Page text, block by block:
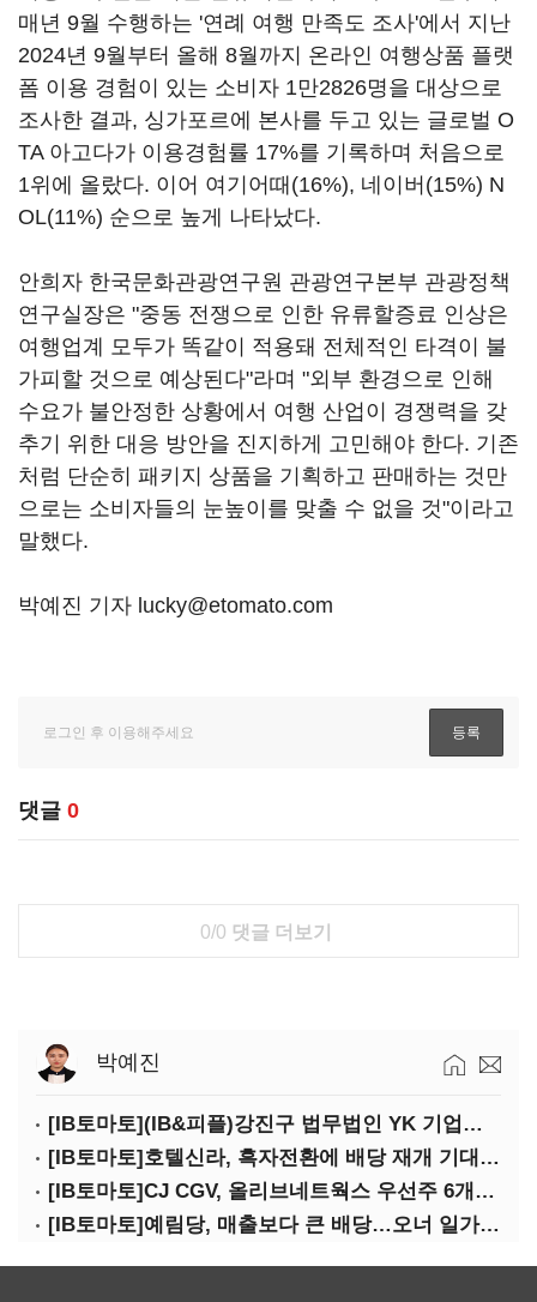
매년 9월 수행하는 '연례 여행 만족도 조사'에서 지난
2024년 9월부터 올해 8월까지 온라인 여행상품 플랫
폼 이용 경험이 있는 소비자 1만2826명을 대상으로
조사한 결과, 싱가포르에 본사를 두고 있는 글로벌 O
TA 아고다가 이용경험률 17%를 기록하며 처음으로
1위에 올랐다. 이어 여기어때(16%), 네이버(15%) N
OL(11%) 순으로 높게 나타났다.
안희자 한국문화관광연구원 관광연구본부 관광정책
연구실장은 "중동 전쟁으로 인한 유류할증료 인상은
여행업계 모두가 똑같이 적용돼 전체적인 타격이 불
가피할 것으로 예상된다"라며 "외부 환경으로 인해
수요가 불안정한 상황에서 여행 산업이 경쟁력을 갖
추기 위한 대응 방안을 진지하게 고민해야 한다. 기존
처럼 단순히 패키지 상품을 기획하고 판매하는 것만
으로는 소비자들의 눈높이를 맞출 수 없을 것"이라고
말했다.
박예진 기자 lucky@etomato.com
댓글 0
0/0 댓글 더보기
박예진
[IB토마토](IB&피플)강진구 법무법인 YK 기업거버넌스센터 센터장
[IB토마토]호텔신라, 흑자전환에 배당 재개 기대감…삼성생명도 웃을까
[IB토마토]CJ CGV, 올리브네트웍스 우선주 6개월 만에 상환…왜?
[IB토마토]예림당, 매출보다 큰 배당…오너 일가에 절반 간다